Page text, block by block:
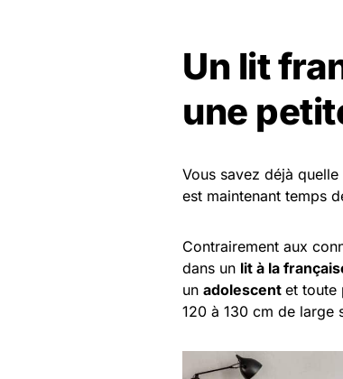
Un lit
une
Vous savez déjà quelle
est maintenant temps
Contrairement aux
dans un lit à la
un adolescent et toute
120 à 130 cm de large